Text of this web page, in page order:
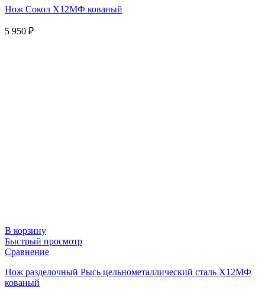
Нож Сокол Х12МФ кованый
5 950 ₽
В корзину
Быстрый просмотр
Сравнение
Нож разделочный Рысь цельнометаллический сталь Х12МФ
кованый